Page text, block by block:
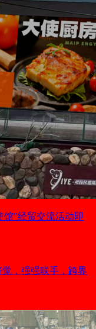
馆”经贸交流活动即
，强强联手，跨界